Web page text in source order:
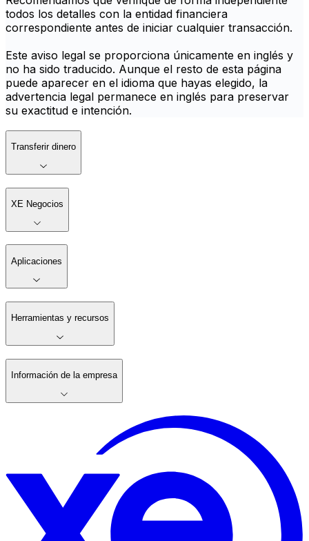
todos los detalles con la entidad financiera
correspondiente antes de iniciar cualquier transacción.
Este aviso legal se proporciona únicamente en inglés y
no ha sido traducido. Aunque el resto de esta página
puede aparecer en el idioma que hayas elegido, la
advertencia legal permanece en inglés para preservar
su exactitud e intención.
Transferir dinero
XE Negocios
Aplicaciones
Herramientas y recursos
Información de la empresa